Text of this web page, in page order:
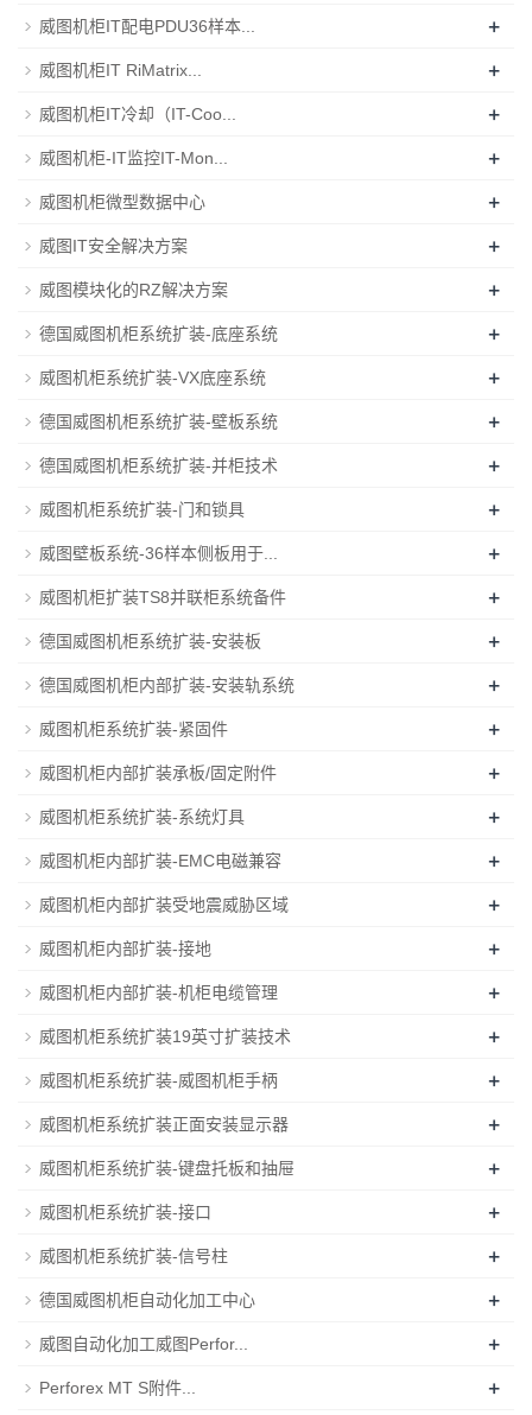
威图机柜IT配电PDU36样本... +
威图机柜IT RiMatrix... +
威图机柜IT冷却（IT-Coo... +
威图机柜-IT监控IT-Mon... +
威图机柜微型数据中心 +
威图IT安全解决方案 +
威图模块化的RZ解决方案 +
德国威图机柜系统扩装-底座系统 +
威图机柜系统扩装-VX底座系统 +
德国威图机柜系统扩装-壁板系统 +
德国威图机柜系统扩装-并柜技术 +
威图机柜系统扩装-门和锁具 +
威图壁板系统-36样本侧板用于... +
威图机柜扩装TS8并联柜系统备件 +
德国威图机柜系统扩装-安装板 +
德国威图机柜内部扩装-安装轨系统 +
威图机柜系统扩装-紧固件 +
威图机柜内部扩装承板/固定附件 +
威图机柜系统扩装-系统灯具 +
威图机柜内部扩装-EMC电磁兼容 +
威图机柜内部扩装受地震威胁区域 +
威图机柜内部扩装-接地 +
威图机柜内部扩装-机柜电缆管理 +
威图机柜系统扩装19英寸扩装技术 +
威图机柜系统扩装-威图机柜手柄 +
威图机柜系统扩装正面安装显示器 +
威图机柜系统扩装-键盘托板和抽屉 +
威图机柜系统扩装-接口 +
威图机柜系统扩装-信号柱 +
德国威图机柜自动化加工中心 +
威图自动化加工威图Perfor... +
Perforex MT S附件... +